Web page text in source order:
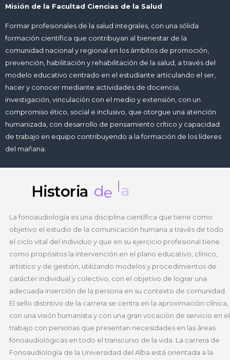
Misión de la Facultad Ciencias de la Salud
Formar profesionales de la salud integrales, con una sólida
formación científica que contribuyan al bienestar de la
comunidad nacional y regional en los ámbitos de promoción,
prevención, habilitación y rehabilitación de la salud, a través del
modelo educativo centrado en el estudiante articulando el ser,
hacer y conocer mediante actividades de docencia,
investigación, vinculación con el medio y extensión, con un
compromiso ético, social e inclusivo, que otorgue una atención
humanizada, con desarrollo de pensamiento crítico y capacidad
de trabajo en equipo contribuyendo a la formación de los líderes
del mañana.
Historia de la
La fonoaudiología es una disciplina científica que tiene como
objetivo el estudio de la comunicación humana a través de todo
el ciclo vital del individuo y que en su ejercicio profesional tiene
como propósitos la intervención en el plano educativo, clínico,
artístico y de gestión, utilizando modelos y procedimientos de
carácter individual y colectivo, con el objetivo de lograr una
adecuada inserción de la persona en su contexto de comunidad.
El sello distintivo de la carrera se centra en la aproximación clínica,
con una visión humanista y con una gran vocación de servicio en el
trabajo con personas que presentan necesidades en las áreas
fonoaudiológicas en todo el transcurso de la vida. La carrera de
Fonoaudiología de la Universidad del Alba está orientada a la